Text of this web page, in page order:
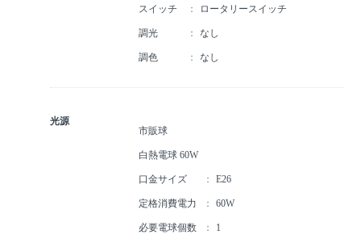
スイッチ ロータリースイッチ
調光 なし
調色 なし
光源
市販球
白熱電球 60W
口金サイズ E26
定格消費電力 60W
必要電球個数 1